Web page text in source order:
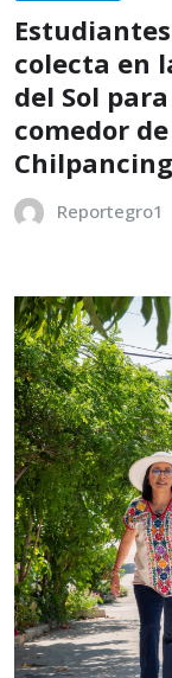
colecta en
del Sol
comedor
Reportegro1